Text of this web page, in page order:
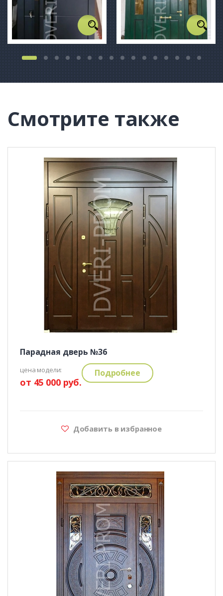
Смотрите также
Парадная дверь №36
цена модели:
от 45 000 руб.
Подробнее
Добавить в избранное